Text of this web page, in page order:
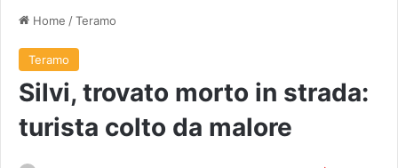
Home /Teramo
Teramo
Silvi, trovato morto in strada:
turista colto da malore